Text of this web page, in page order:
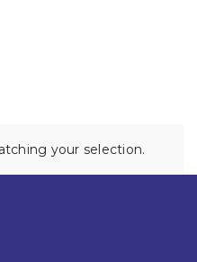
your selection.